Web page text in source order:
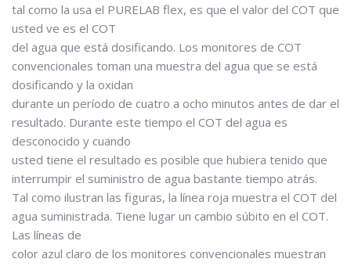
tal como la usa el PURELAB flex, es que el valor del COT que
usted ve es el COT
del agua que está dosificando. Los monitores de COT
convencionales toman una muestra del agua que se está
dosificando y la oxidan
durante un período de cuatro a ocho minutos antes de dar el
resultado. Durante este tiempo el COT del agua es
desconocido y cuando
usted tiene el resultado es posible que hubiera tenido que
interrumpir el suministro de agua bastante tiempo atrás.
Tal como ilustran las figuras, la línea roja muestra el COT del
agua suministrada. Tiene lugar un cambio súbito en el COT.
Las líneas de
color azul claro de los monitores convencionales muestran